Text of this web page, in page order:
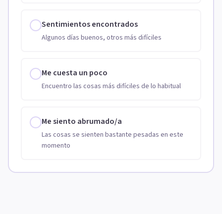
Sentimientos encontrados
Algunos días buenos, otros más difíciles
Me cuesta un poco
Encuentro las cosas más difíciles de lo habitual
Me siento abrumado/a
Las cosas se sienten bastante pesadas en este
momento